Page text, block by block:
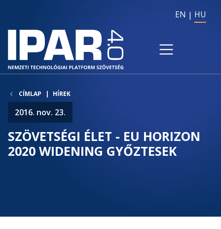
EN HU
CÍMLAP HÍREK
2016. nov. 23.
SZÖVETSÉGI ÉLET - EU HORIZON
2020 WIDENING GYŐZTESEK